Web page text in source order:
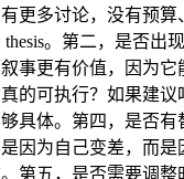
更多讨论，没有预算
。第二，是否出
事更有价值，因为它
的可执行？如果建议
具体。第四，是否有
因为自己变差，而是
第五，是否需要调整